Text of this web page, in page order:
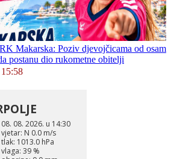
Makarska: Poziv djevojčicama od osam
postanu dio rukometne obitelji